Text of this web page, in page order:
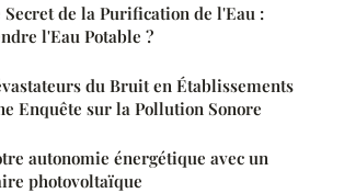
Secret de la Purification de l'Eau :
l'Eau Potable ?
du Bruit en Établissements
Enquête sur la Pollution Sonore
autonomie énergétique avec un
photovoltaïque